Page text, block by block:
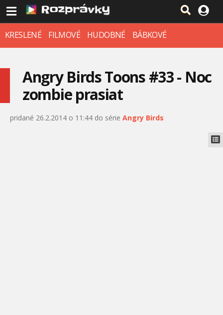
KRESLENÉ FILMOVÉ HUDOBNÉ BÁBKOVÉ
Angry Birds Toons #33 - Noc
zombie prasiat
pridané 26.2.2014 o 11:44 do série Angry Birds